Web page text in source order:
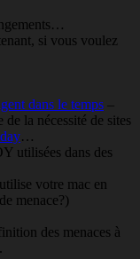
si vous voulez
dans le temps –
la nécessité de sites
…
utilisées dans des
votre mac en
menace?)
des menaces à